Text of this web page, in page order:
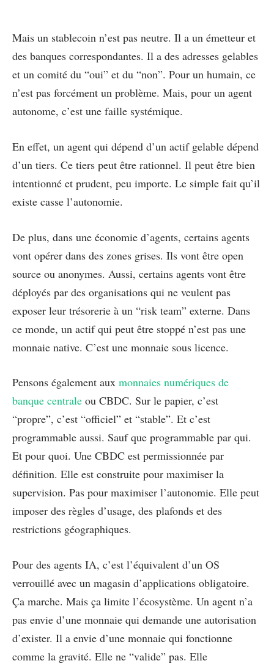
Mais un stablecoin n’est pas neutre. Il a un émetteur et
des banques correspondantes. Il a des adresses gelables
et un comité du “oui” et du “non”. Pour un humain, ce
n’est pas forcément un problème. Mais, pour un agent
autonome, c’est une faille systémique.
En effet, un agent qui dépend d’un actif gelable dépend
d’un tiers. Ce tiers peut être rationnel. Il peut être bien
intentionné et prudent, peu importe. Le simple fait qu’il
existe casse l’autonomie.
De plus, dans une économie d’agents, certains agents
vont opérer dans des zones grises. Ils vont être open
source ou anonymes. Aussi, certains agents vont être
déployés par des organisations qui ne veulent pas
exposer leur trésorerie à un “risk team” externe. Dans
ce monde, un actif qui peut être stoppé n’est pas une
monnaie native. C’est une monnaie sous licence.
Pensons également aux monnaies numériques de
banque centrale ou CBDC. Sur le papier, c’est
“propre”, c’est “officiel” et “stable”. Et c’est
programmable aussi. Sauf que programmable par qui.
Et pour quoi. Une CBDC est permissionnée par
définition. Elle est construite pour maximiser la
supervision. Pas pour maximiser l’autonomie. Elle peut
imposer des règles d’usage, des plafonds et des
restrictions géographiques.
Pour des agents IA, c’est l’équivalent d’un OS
verrouillé avec un magasin d’applications obligatoire.
Ça marche. Mais ça limite l’écosystème. Un agent n’a
pas envie d’une monnaie qui demande une autorisation
d’exister. Il a envie d’une monnaie qui fonctionne
comme la gravité. Elle ne “valide” pas. Elle